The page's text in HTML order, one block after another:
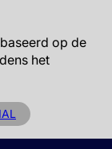
op de
het